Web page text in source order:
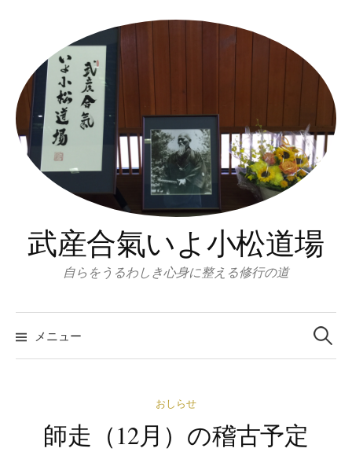
ツ
へ
ス
キ
武産合氣いよ小松道場
自らをうるわしき心身に整える修行の道
メニュー
検
索:
おしらせ
師走（12月）の稽古予定